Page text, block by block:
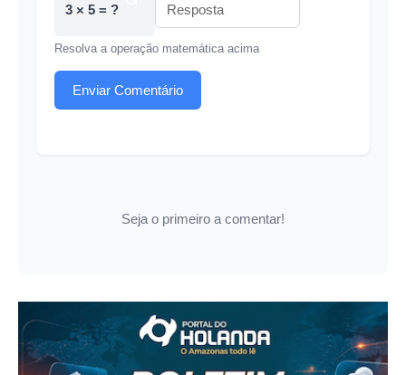
3 × 5 = ?
Resolva a operação matemática acima
Enviar Comentário
Seja o primeiro a comentar!